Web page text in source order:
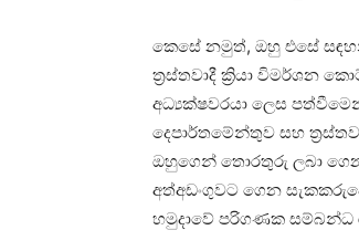
කෙසේ නමුත්, ඔහු එසේ
ත්‍රස්තවාදී ක්‍රියා විමර්ශන
අධ්‍යක්ෂවරයා ලෙස
දෙපාර්තමේන්තුව සහ
ඔහුගෙන් තොරතුරු ලබා
අත්අඩංගුවට ගෙන
හමුදාවේ පරිගණක සම්බන්ධ